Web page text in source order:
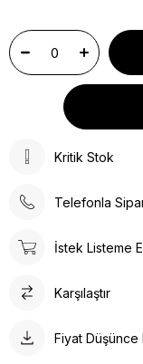
Kritik Stok
Telefonla
İstek Listeme
Karşılaştır
Fiyat